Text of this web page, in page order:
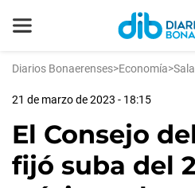
Diarios Bonaerenses>Economía>
21 de marzo de 2023 - 18:15
El Consejo
fijó suba del